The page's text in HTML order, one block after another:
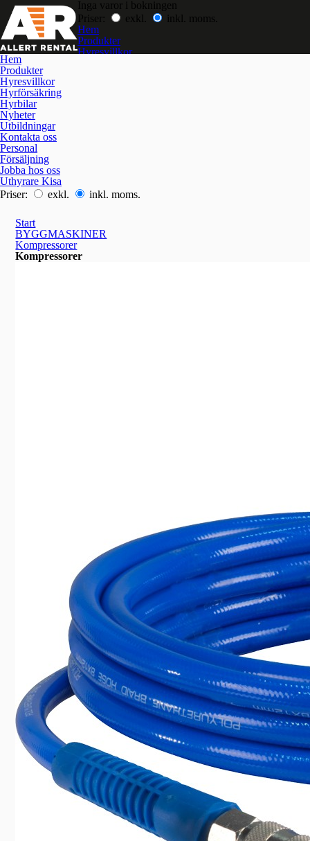
Hem
Produkter
Hyresvillkor
Hyrförsäkring
Hyrbilar
Nyheter
Utbildningar
Kontakta oss
Personal
Försäljning
Jobba hos oss
Uthyrare Kisa
Priser:
exkl. inkl. moms.
Inga varor i bokningen
Priser:
exkl.
inkl. moms.
Hem
Produkter
Hyresvillkor
Hyrbilar
Nyheter
Utbildningar
Kontakta oss
Jobba hos oss
Start
BYGGMASKINER
Kompressorer
Kompressorer